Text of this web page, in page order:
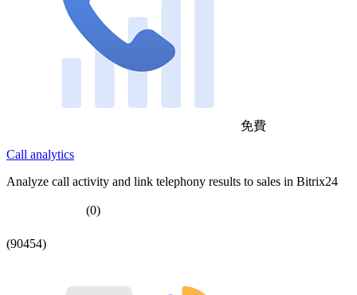
免費
Call analytics
Analyze call activity and link telephony results to sales in Bitrix24
(0)
(90454)